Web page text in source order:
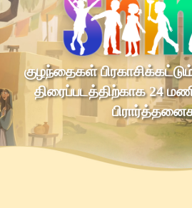
குழந்தைகள்
திரைப்படத்திற்காக 24